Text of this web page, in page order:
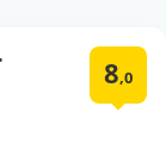
8,0